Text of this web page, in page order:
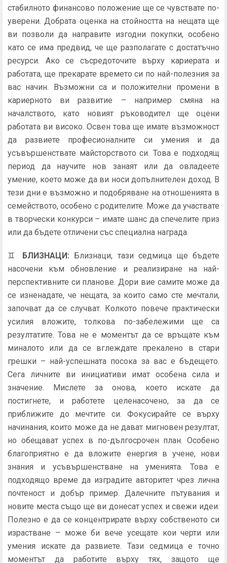
стабилното финансово положение ще се чувствате по-
уверени. Добрата оценка на стойността на нещата ще
ви позволи да направите изгодни покупки, особено
като се има предвид, че ще разполагате с достатъчно
ресурси. Ако се съсредоточите върху кариерата и
работата, ще прекарате времето си по най-полезния за
вас начин. Възможни са и положителни промени в
кариерното ви развитие – например смяна на
началството, като новият ръководител ще оцени
работата ви високо. Освен това ще имате възможност
да развиете професионалните си умения и да
усъвършенствате майсторството си. Това е подходящ
период да научите нов занаят или да овладеете
умение, което може да ви носи допълнителен доход. В
тези дни е възможно и подобряване на отношенията в
семейството, особено с родителите. Може да участвате
в творчески конкурси – имате шанс да спечелите приз
или да бъдете отличени със специална награда.
♊ БЛИЗНАЦИ: Близнаци, тази седмица ще бъдете
насочени към обновление и реализиране на най-
перспективните си планове. Дори вие самите може да
се изненадате, че нещата, за които само сте мечтали,
започват да се случват. Колкото повече практически
усилия вложите, толкова по-забележими ще са
резултатите. Това не е моментът да се връщате към
миналото или да се вглеждате прекалено в стари
грешки – най-успешната посока за вас е бъдещето.
Сега личните ви инициативи имат особена сила и
значение. Мислете за онова, което искате да
постигнете, и работете целенасочено, за да се
приближите до мечтите си. Фокусирайте се върху
начинания, които може да не дават мигновен резултат,
но обещават успех в по-дългосрочен план. Особено
благоприятно е да вложите енергия в учене, нови
знания и усъвършенстване на уменията. Това е
подходящо време да изградите авторитет чрез лична
почтеност и добър пример. Далечните пътувания и
новите места също ще ви донесат успех и свежи идеи.
Полезно е да се концентрирате върху собственото си
израстване – може би вече усещате кои черти или
умения искате да развиете. Тази седмица е точно
моментът да работите върху тях, защото ще